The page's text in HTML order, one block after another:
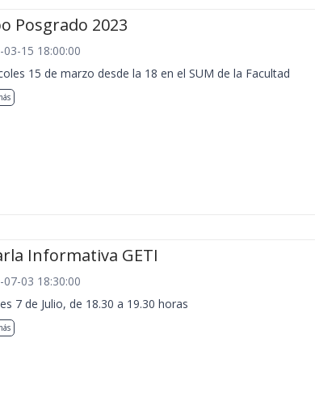
Posgrado 2023
03-15 18:00:00
15 de marzo desde la 18 en el SUM de la Facultad
Informativa GETI
07-03 18:30:00
7 de Julio, de 18.30 a 19.30 horas